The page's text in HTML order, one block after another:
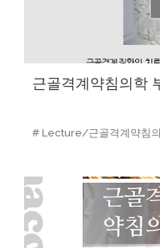
근골격계약침의학
# Lecture/근골격계약침